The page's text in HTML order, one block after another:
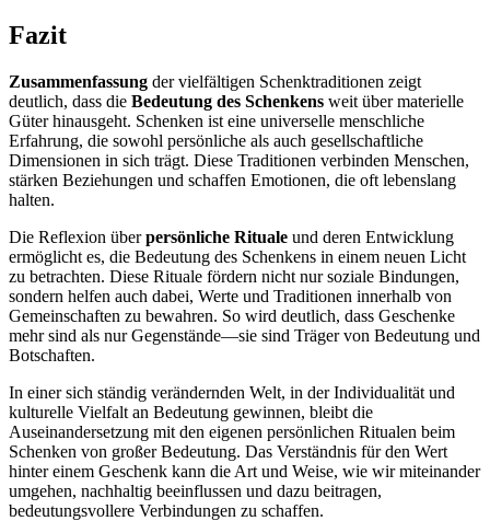
Fazit
Zusammenfassung der vielfältigen Schenktraditionen zeigt
deutlich, dass die Bedeutung des Schenkens weit über materielle
Güter hinausgeht. Schenken ist eine universelle menschliche
Erfahrung, die sowohl persönliche als auch gesellschaftliche
Dimensionen in sich trägt. Diese Traditionen verbinden Menschen,
stärken Beziehungen und schaffen Emotionen, die oft lebenslang
halten.
Die Reflexion überpersönliche Rituale und deren Entwicklung
ermöglicht es, die Bedeutung des Schenkens in einem neuen Licht
zu betrachten. Diese Rituale fördern nicht nur soziale Bindungen,
sondern helfen auch dabei, Werte und Traditionen innerhalb von
Gemeinschaften zu bewahren. So wird deutlich, dass Geschenke
mehr sind als nur Gegenstände—sie sind Träger von Bedeutung und
Botschaften.
In einer sich ständig verändernden Welt, in der Individualität und
kulturelle Vielfalt an Bedeutung gewinnen, bleibt die
Auseinandersetzung mit den eigenen persönlichen Ritualen beim
Schenken von großer Bedeutung. Das Verständnis für den Wert
hinter einem Geschenk kann die Art und Weise, wie wir miteinander
umgehen, nachhaltig beeinflussen und dazu beitragen,
bedeutungsvollere Verbindungen zu schaffen.